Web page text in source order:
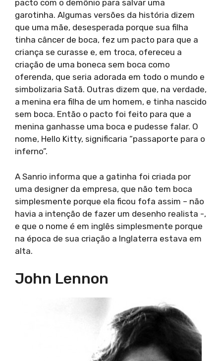
pacto com o demônio para salvar uma
garotinha. Algumas versões da história dizem
que uma mãe, desesperada porque sua filha
tinha câncer de boca, fez um pacto para que a
criança se curasse e, em troca, ofereceu a
criação de uma boneca sem boca como
oferenda, que seria adorada em todo o mundo e
simbolizaria Satã. Outras dizem que, na verdade,
a menina era filha de um homem, e tinha nascido
sem boca. Então o pacto foi feito para que a
menina ganhasse uma boca e pudesse falar. O
nome, Hello Kitty, significaria “passaporte para o
inferno”.
A Sanrio informa que a gatinha foi criada por
uma designer da empresa, que não tem boca
simplesmente porque ela ficou fofa assim – não
havia a intenção de fazer um desenho realista -,
e que o nome é em inglês simplesmente porque
na época de sua criação a Inglaterra estava em
alta.
John Lennon